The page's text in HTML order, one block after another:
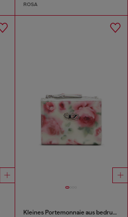
ROSA
Kleines Portemonnaie aus bedrucktem glänzendem PU